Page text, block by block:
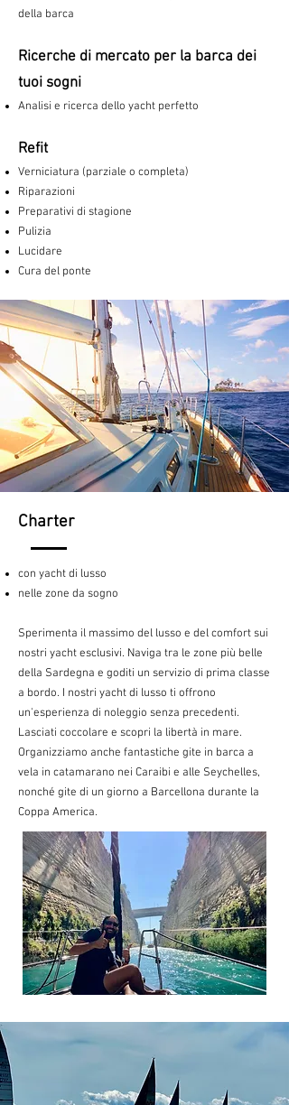
della barca
Ricerche di mercato per la barca dei
tuoi sogni
Analisi e ricerca dello yacht perfetto
Refit
Verniciatura (parziale o completa)
Riparazioni
Preparativi di stagione
Pulizia
Lucidare
Cura del ponte
Charter
con yacht di lusso
nelle zone da sogno
Sperimenta il massimo del lusso e del comfort sui
nostri yacht esclusivi. Naviga tra le zone più belle
della Sardegna e goditi un servizio di prima classe
a bordo. I nostri yacht di lusso ti offrono
un'esperienza di noleggio senza precedenti.
Lasciati coccolare e scopri la libertà in mare.
Organizziamo anche fantastiche gite in barca a
vela in catamarano nei Caraibi e alle Seychelles,
nonché gite di un giorno a Barcellona durante la
Coppa America.